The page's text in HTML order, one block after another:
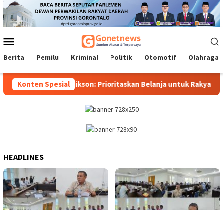
Loncat
ke
konten
Mobile
Berita Pemilu Kriminal Politik Otomotif Olahraga
Konten Spesial
22 OPD, Mikson: Prioritaskan Belanja untuk Rakyat
HEADLINES